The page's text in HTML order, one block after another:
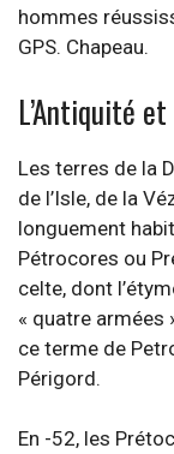
hommes
GPS. Chapeau.
L’Antiquité
Les terres de la
de l’Isle, de la
longuement
Pétrocores ou
celte, dont
« quatre armées
ce terme de
Périgord.
En -52, les